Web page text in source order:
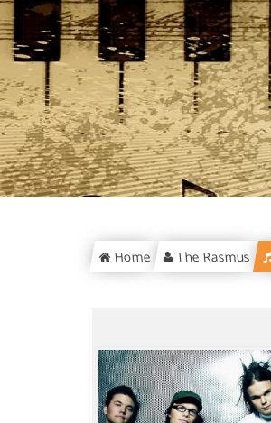
Home The Rasmus